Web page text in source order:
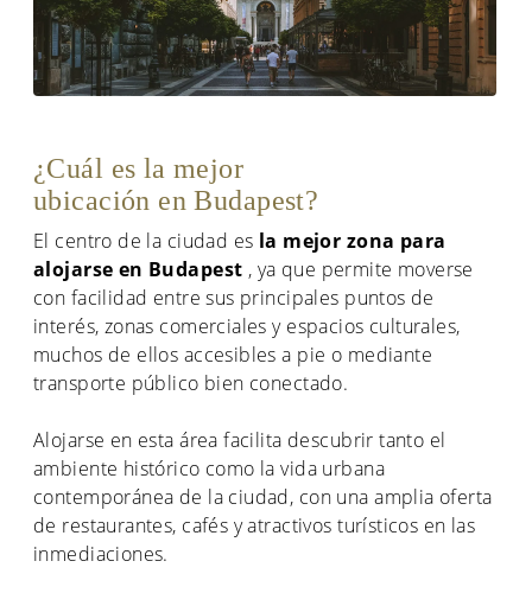
¿Cuál es la mejor
ubicación en Budapest?
El centro de la ciudad es la mejor zona para
alojarse en Budapest , ya que permite moverse
con facilidad entre sus principales puntos de
interés, zonas comerciales y espacios culturales,
muchos de ellos accesibles a pie o mediante
transporte público bien conectado.
Alojarse en esta área facilita descubrir tanto el
ambiente histórico como la vida urbana
contemporánea de la ciudad, con una amplia oferta
de restaurantes, cafés y atractivos turísticos en las
inmediaciones.